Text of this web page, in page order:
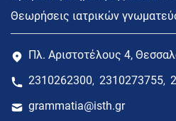
Θεωρήσεις ιατρικών
Πλ. Αριστοτέλους 4,
2310262300, 2310273755,
grammatia@isth.gr